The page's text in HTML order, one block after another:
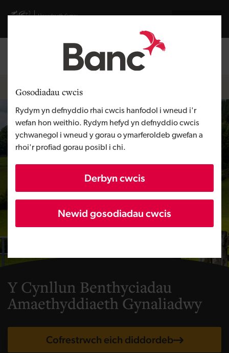
Gosodiadau cwcis
Rydym yn defnyddio rhai cwcis hanfodol i wneud i'r
wefan hon weithio. Rydym hefyd yn defnyddio cwcis
ychwanegol i wneud y gorau o ymarferoldeb gwefan a
rhoi'r profiad gorau posibl i chi.
Derbyn cwcis
Newid gosodiadau cwcis
Visit gov.wales website
Mewngofnodi
Breadcrumb
Hafan
Y Cynllun Benthyciadau
Amaethyddiaeth Gynaliadwy
Cofrestrwch eich diddordeb